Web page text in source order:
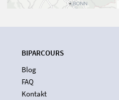
BIPARCOURS
Blog
FAQ
Kontakt